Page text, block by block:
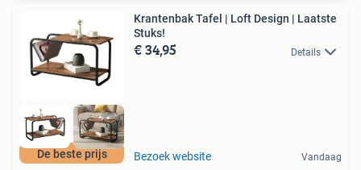
De beste prijs
Krantenbak Tafel | Loft Design | Laatste
Stuks!
€ 34,95 Details
Bezoek website Vandaag